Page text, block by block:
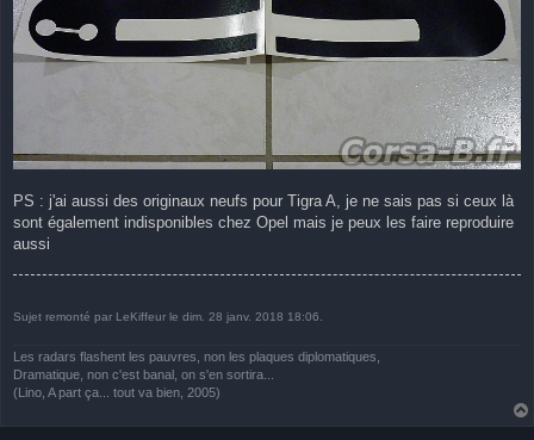
PS : j'ai aussi des originaux neufs pour Tigra A, je ne sais pas si ceux là
sont également indisponibles chez Opel mais je peux les faire reproduire
aussi
Sujet remonté par LeKiffeur le dim. 28 janv. 2018 18:06.
Les radars flashent les pauvres, non les plaques diplomatiques,
Dramatique, non c'est banal, on s'en sortira...
(Lino, A part ça... tout va bien, 2005)